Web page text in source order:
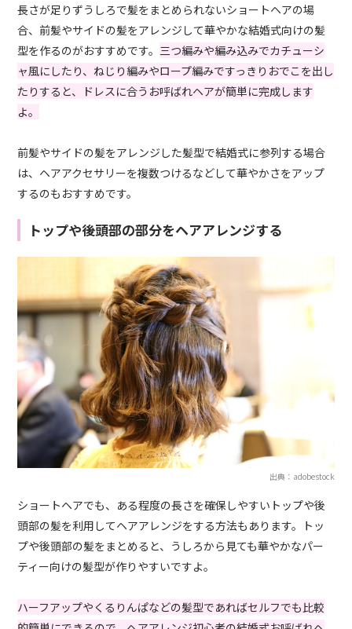
長さが足りずうしろで髪をまとめられないショートヘアの場
合、前髪やサイドの髪をアレンジして華やかな結婚式向けの髪
型を作るのがおすすめです。 三つ編みや編み込みでカチューシ
ャ風にしたり、ねじり編みやロープ編みですっきりおでこを出し
たりすると、ドレスに合うお呼ばれヘアが簡単に完成します
よ。
前髪やサイドの髪をアレンジした髪型で結婚式に参列する場合
は、ヘアアクセサリーを複数つけるなどして華やかさをアップ
するのもおすすめです。
トップや後頭部の部分をヘアアレンジする
出典：adobestock
ショートヘアでも、ある程度の長さを確保しやすいトップや後
頭部の髪を利用してヘアアレンジをする方法もあります。トッ
プや後頭部の髪をまとめると、うしろから見ても華やかなパー
ティー向けの髪型が作りやすいですよ。
ハーフアップやくるりんぱなどの髪型であればセルフでも比較